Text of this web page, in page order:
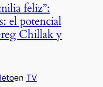
feliz”:
el potencial
Chillak y
en TV